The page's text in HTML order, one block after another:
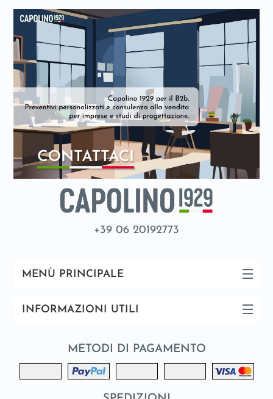
+39 06 20192773
MENÙ PRINCIPALE
INFORMAZIONI UTILI
METODI DI PAGAMENTO